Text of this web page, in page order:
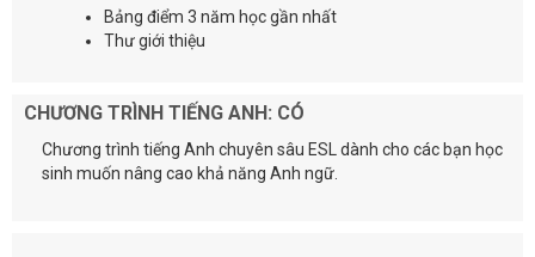
Bảng điểm 3 năm học gần nhất
Thư giới thiệu
CHƯƠNG TRÌNH TIẾNG ANH: CÓ
Chương trình tiếng Anh chuyên sâu ESL dành cho các bạn học
sinh muốn nâng cao khả năng Anh ngữ.